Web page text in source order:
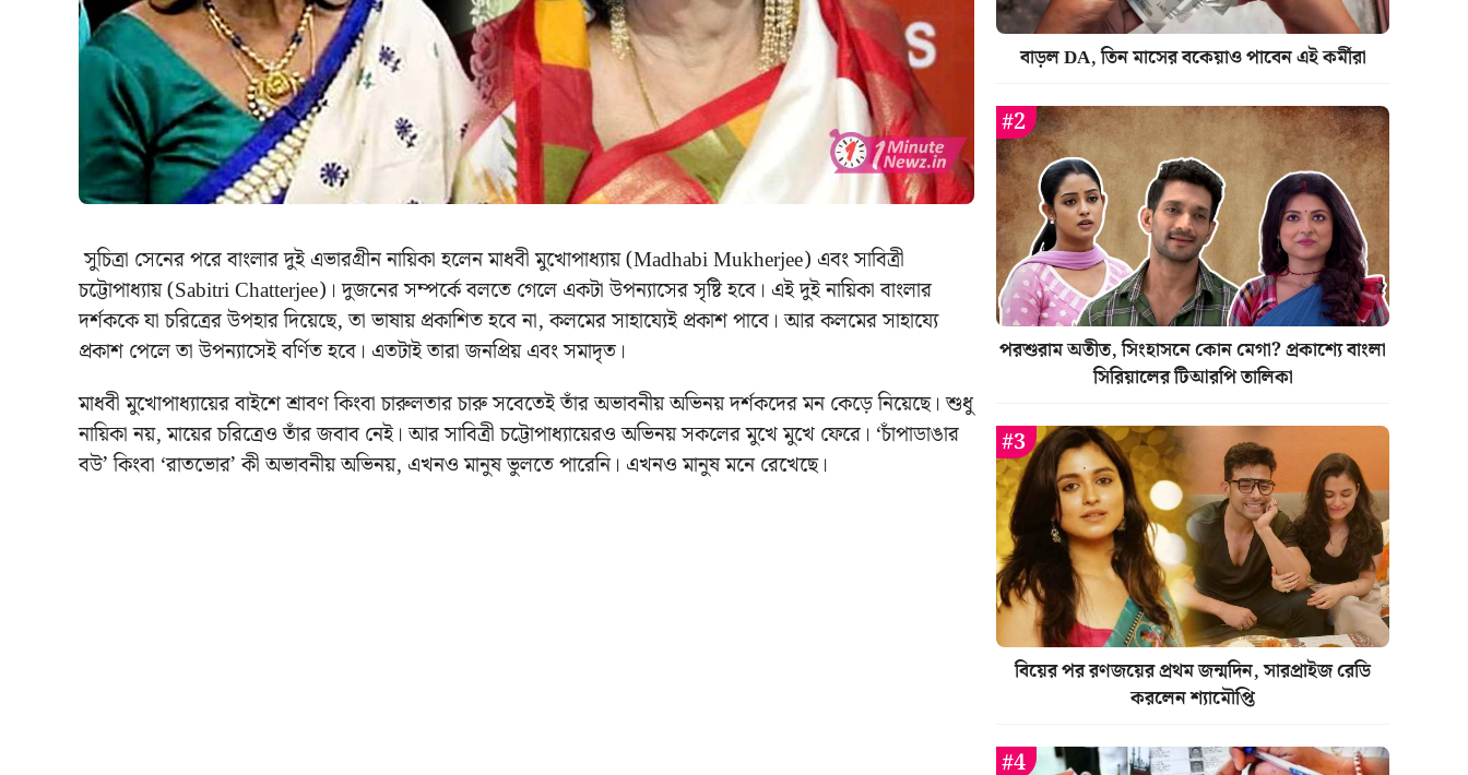
সুচিত্রা সেনের পরে বাংলার দুই এভারগ্রীন নায়িকা হলেন মাধবী মুখোপাধ্যায় (Madhabi Mukherjee) এবং সাবিত্রী
চট্টোপাধ্যায় (Sabitri Chatterjee)। দুজনের সম্পর্কে বলতে গেলে একটা উপন্যাসের সৃষ্টি হবে। এই দুই নায়িকা বাংলার
দর্শককে যা চরিত্রের উপহার দিয়েছে, তা ভাষায় প্রকাশিত হবে না, কলমের সাহায্যেই প্রকাশ পাবে। আর কলমের সাহায্যে
প্রকাশ পেলে তা উপন্যাসেই বর্ণিত হবে। এতটাই তারা জনপ্রিয় এবং সমাদৃত।
মাধবী মুখোপাধ্যায়ের বাইশে শ্রাবণ কিংবা চারুলতার চারু সবেতেই তাঁর অভাবনীয় অভিনয় দর্শকদের মন কেড়ে নিয়েছে। শুধু
নায়িকা নয়, মায়ের চরিত্রেও তাঁর জবাব নেই। আর সাবিত্রী চট্টোপাধ্যায়েরও অভিনয় সকলের মুখে মুখে ফেরে। ‘চাঁপাডাঙার
বউ’ কিংবা ‘রাতভোর’ কী অভাবনীয় অভিনয়, এখনও মানুষ ভুলতে পারেনি। এখনও মানুষ মনে রেখেছে।
বাড়ল DA, তিন মাসের বকেয়াও পাবেন এই কর্মীরা
পরশুরাম অতীত, সিংহাসনে কোন মেগা? প্রকাশ্যে বাংলা
সিরিয়ালের টিআরপি তালিকা
বিয়ের পর রণজয়ের প্রথম জন্মদিন, সারপ্রাইজ রেডি
করলেন শ্যামৌপ্তি